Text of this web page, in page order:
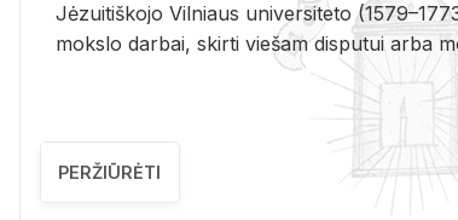
Jėzuitiškojo Vilniaus universiteto
mokslo darbai, skirti viešam disputui arba
PERŽIŪRĖTI